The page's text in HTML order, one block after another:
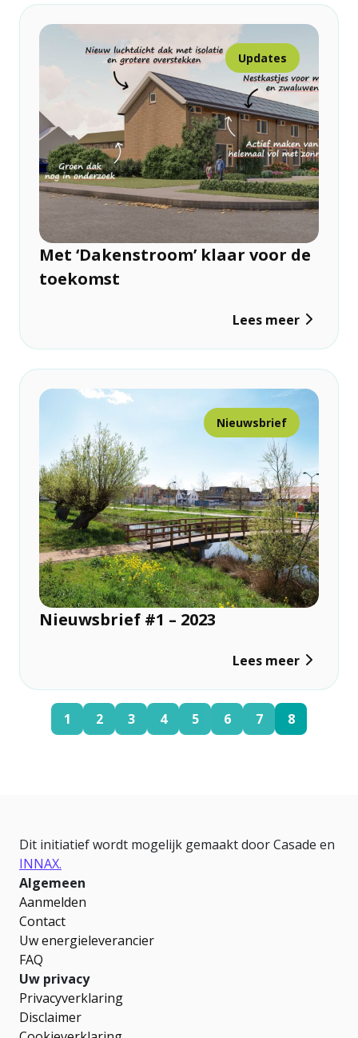
Updates
Met ‘Dakenstroom’ klaar voor de
toekomst
Lees meer
Nieuwsbrief
Nieuwsbrief #1 – 2023
Lees meer
1 2 3 4 5 6 7 8
Dit initiatief wordt mogelijk gemaakt door Casade en
INNAX.
Algemeen
Aanmelden
Contact
Uw energieleverancier
FAQ
Uw privacy
Privacyverklaring
Disclaimer